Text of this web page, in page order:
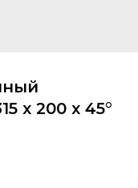
x 200 x 45°